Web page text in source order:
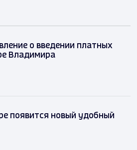
о введении платных
Владимира
появится новый удобный